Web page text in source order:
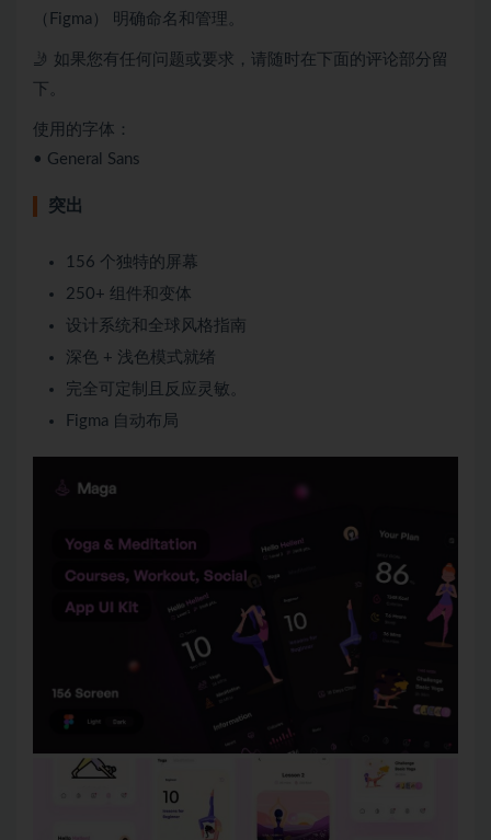
（Figma） 明确命名和管理。
🤳 如果您有任何问题或要求，请随时在下面的评论部分留
下。
使用的字体：
• General Sans
突出
156 个独特的屏幕
250+ 组件和变体
设计系统和全球风格指南
深色 + 浅色模式就绪
完全可定制且反应灵敏。
Figma 自动布局